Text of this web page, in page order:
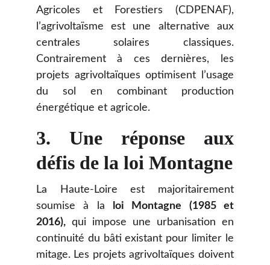
Agricoles et Forestiers (CDPENAF),
l’agrivoltaïsme est une alternative aux
centrales solaires classiques.
Contrairement à ces dernières, les
projets agrivoltaïques optimisent l’usage
du sol en combinant production
énergétique et agricole.
3. Une réponse aux
défis de la loi Montagne
La Haute-Loire est majoritairement
soumise à la
loi Montagne (1985 et
2016), qui impose une urbanisation en
continuité du bâti existant pour limiter le
mitage. Les projets agrivoltaïques doivent